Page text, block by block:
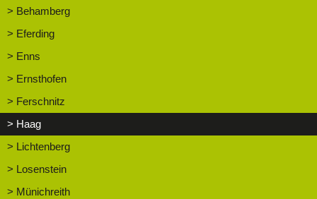
> Behamberg
> Eferding
> Enns
> Ernsthofen
> Ferschnitz
> Haag
> Lichtenberg
> Losenstein
> Münichreith